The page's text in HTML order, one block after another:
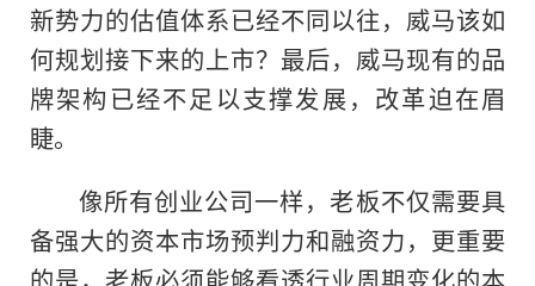
新势力的估值体系已经不同以往，威马该如
何规划接下来的上市？最后，威马现有的品
牌架构已经不足以支撑发展，改革迫在眉
睫。
像所有创业公司一样，老板不仅需要具
备强大的资本市场预判力和融资力，更重要